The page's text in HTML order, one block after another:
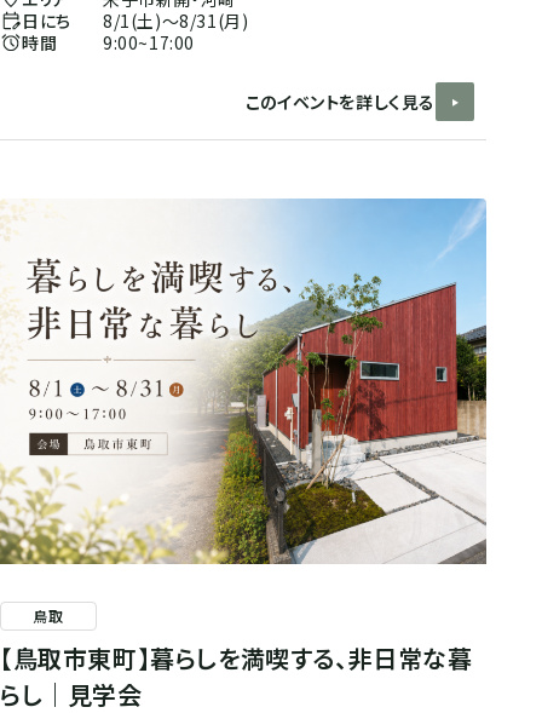
日にち
8/1(土)～8/31(月)
時間
9:00~17:00
このイベントを詳しく見る
鳥取
【鳥取市東町】暮らしを満喫する、非日常な暮
らし｜見学会